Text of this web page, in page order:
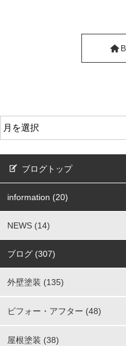
ブログトップ
information (20)
NEWS (14)
ブログ (307)
外壁塗装 (135)
ビフォー・アフター (48)
屋根塗装 (38)